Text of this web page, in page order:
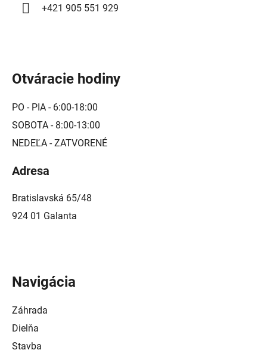
+421 905 551 929
Otváracie hodiny
PO - PIA - 6:00-18:00
SOBOTA - 8:00-13:00
NEDEĽA - ZATVORENÉ
Adresa
Bratislavská 65/48
924 01 Galanta
Navigácia
Záhrada
Dielňa
Stavba